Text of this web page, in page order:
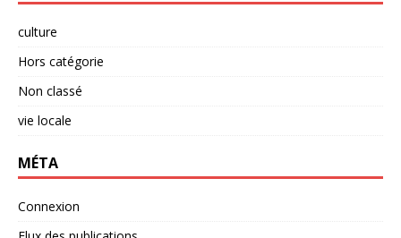
culture
Hors catégorie
Non classé
vie locale
MÉTA
Connexion